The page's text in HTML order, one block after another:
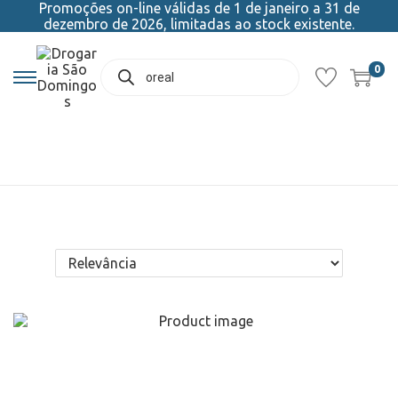
Promoções on-line válidas de 1 de janeiro a 31 de
dezembro de 2026, limitadas ao stock existente.
0